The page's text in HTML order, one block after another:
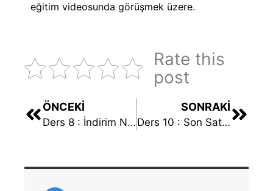
eğitim videosunda görüşmek üzere.
Rate this
post
ÖNCEKI
Ders 8 : İndirim Nasıl Uygulanır?
SONRAKI
Ders 10 : Son Satışı Düzenleme